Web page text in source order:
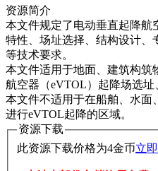
资源简介
本文件规定了电动垂直起降航
特性、场址选择、结构设计、
等技术要求。
本文件适用于地面、建筑构筑
航空器（eVTOL）起降场选址
本文件不适用于在船舶、水面
进行eVTOL起降的区域。
资源下载
此资源下载价格为4金币立